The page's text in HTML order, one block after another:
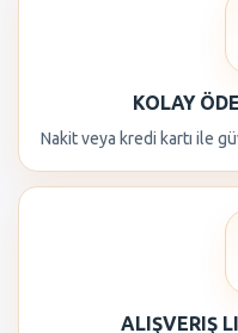
KOLAY
Nakit veya kredi kartı ile
ALIŞVERIŞ